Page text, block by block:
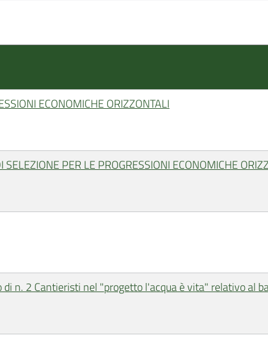
ECONOMICHE ORIZZONTALI
PER LE PROGRESSIONI ECONOMICHE
n. 2 Cantieristi nel "progetto l'acqua è vita" relativo al